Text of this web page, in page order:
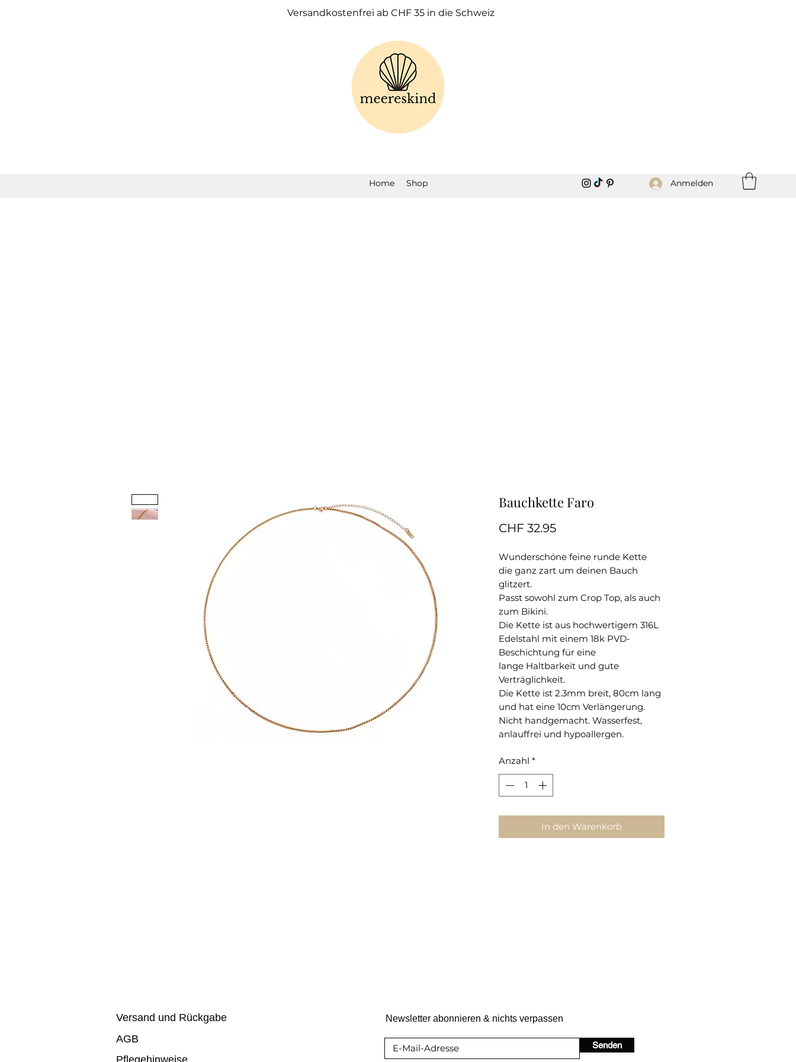
Versandkostenfrei ab CHF 35 in die Schweiz
Home Shop Anmelden
Bauchkette Faro
CHF 32.95Preis
Wunderschöne feine runde Kette
die ganz zart um deinen Bauch
glitzert.
Passt sowohl zum Crop Top, als auch
zum Bikini.
Die Kette ist aus hochwertigem 316L
Edelstahl mit einem 18k PVD-
Beschichtung für eine
lange Haltbarkeit und gute
Verträglichkeit.
Die Kette ist 2.3mm breit, 80cm lang
und hat eine 10cm Verlängerung.
Nicht handgemacht. Wasserfest,
anlauffrei und hypoallergen.
Anzahl *
In den Warenkorb
Versand und Rückgabe
AGB
Pflegehinweise
Newsletter abonnieren & nichts verpassen
Senden